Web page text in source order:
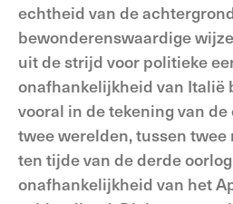
echtheid van de
bewonderenswaardige
uit de strijd voor politieke
onafhankelijkheid van Italië
vooral in de tekening van
twee werelden, tussen
ten tijde van de derde
onafhankelijkheid van het